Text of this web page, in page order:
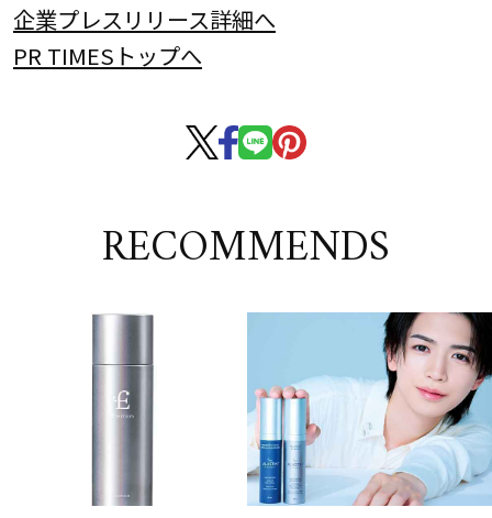
企業プレスリリース詳細へ
PR TIMESトップへ
RECOMMENDS